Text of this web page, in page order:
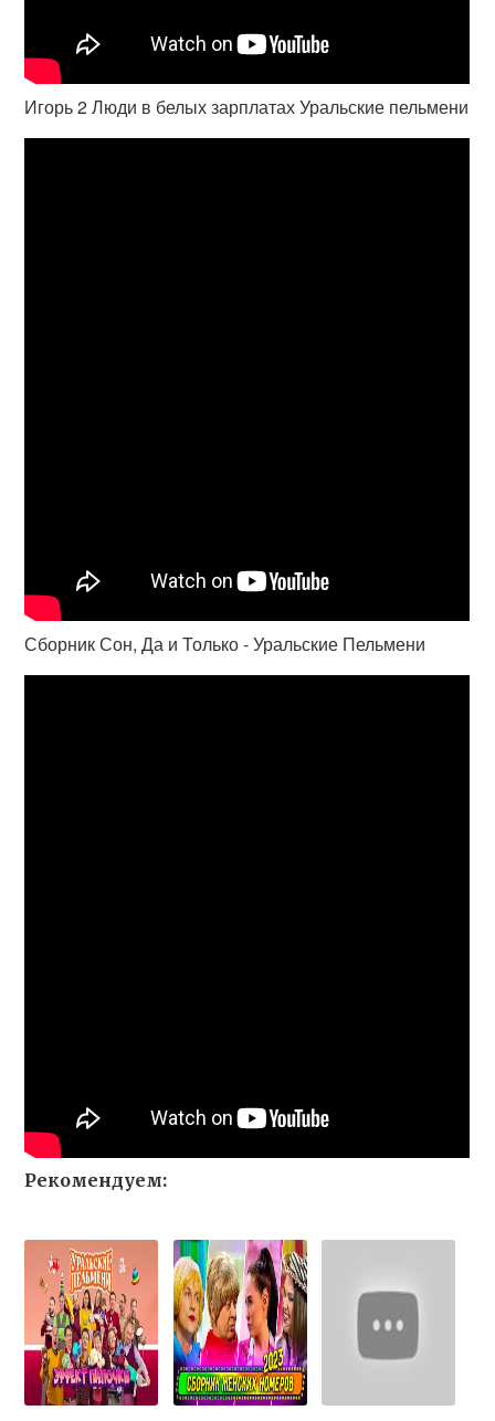
Игорь 2 Люди в белых зарплатах Уральские пельмени
Сборник Сон, Да и Только - Уральские Пельмени
Рекомендуем: